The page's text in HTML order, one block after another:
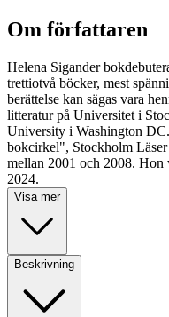
Om författaren
Helena Sigander
trettiotvå böcker, mest
berättelse kan sägas vara
litteratur på Universitet i
University i Washington
bokcirkel", Stockholm
mellan 2001 och 2008. Hon
2024.
Visa mer
Beskrivning